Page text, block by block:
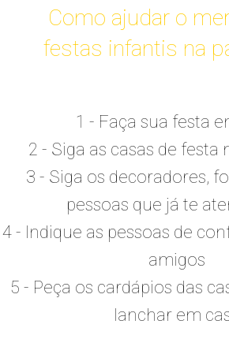
Como ajudar o
festas infantis na
1 - Faça sua festa
2 - Siga as casas de festa
3 - Siga os decoradores,
pessoas que já te
4 - Indique as pessoas de
amigos
5 - Peça os cardápios das
lanchar em